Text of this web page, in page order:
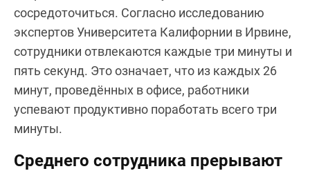
сосредоточиться. Согласно исследованию
экспертов Университета Калифорнии в Ирвине,
сотрудники отвлекаются каждые три минуты и
пять секунд. Это означает, что из каждых 26
минут, проведённых в офисе, работники
успевают продуктивно поработать всего три
минуты.
Среднего сотрудника прерывают